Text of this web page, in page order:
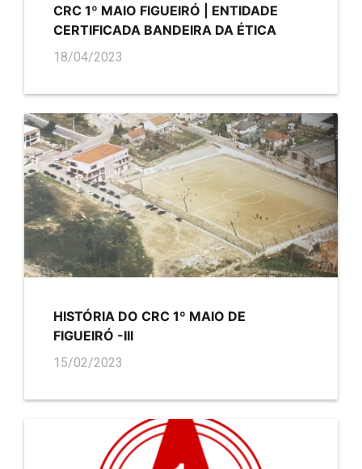
CRC 1º MAIO FIGUEIRÓ | ENTIDADE
CERTIFICADA BANDEIRA DA ÉTICA
18/04/2023
HISTÓRIA DO CRC 1º MAIO DE
FIGUEIRÓ -III
15/02/2023